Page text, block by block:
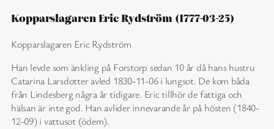
Kopparslagaren Eric Rydström (1777-03-25)
Kopparslagaren Eric Rydström
Han levde som änkling på Forstorp sedan 10 år då hans hustru
Catarina Larsdotter avled 1830-11-06 i lungsot. De kom båda
från Lindesberg några år tidigare. Eric tillhör de fattiga och
hälsan är inte god. Han avlider innevarande år på hösten (1840-
12-09) i vattusot (ödem).